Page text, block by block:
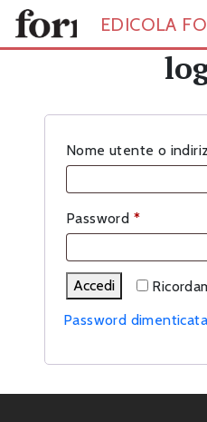
Skip to main content
EDICOLA
Nome utente o
Password *Richiesto
Accedi
Password